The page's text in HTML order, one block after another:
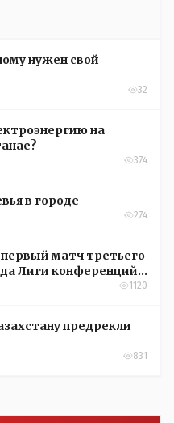
нужен свой
32
на
374
в городе
274
матч третьего
Лиги конференций
1120
предрекли
831